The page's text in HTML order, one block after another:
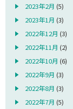
2023年2月 (5)
2023年1月 (3)
2022年12月 (3)
2022年11月 (2)
2022年10月 (6)
2022年9月 (3)
2022年8月 (3)
2022年7月 (5)